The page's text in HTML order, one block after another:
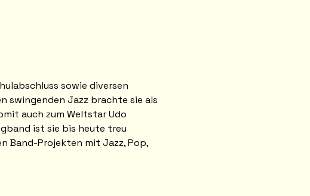
sowie diversen
swingenden Jazz brachte sie als
auch zum Weltstar Udo
ist sie bis heute treu
Band-Projekten mit Jazz, Pop,